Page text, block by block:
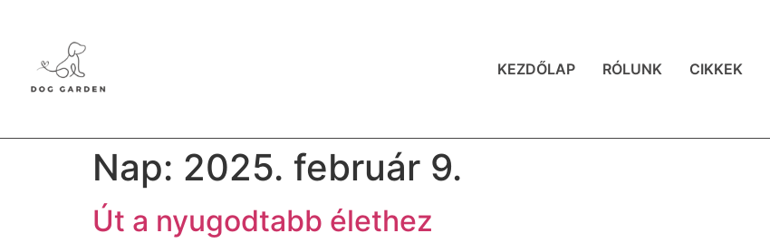
KEZDŐLAP RÓLUNK CIKKEK
Nap: 2025. február 9.
Út a nyugodtabb élethez